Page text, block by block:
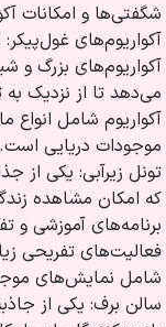
شگفتی‌ها و امکانات
آکواریوم‌های
آکواریوم‌های بزرگ و
می‌دهد تا از نزدیک به
آکواریوم شامل
موجودات دریایی است.
تونل زیرآبی: یکی از
که امکان مشاهده
برنامه‌های آموزشی و
فعالیت‌های تفریحی
شامل نمایش‌های
سالن برف: یکی از